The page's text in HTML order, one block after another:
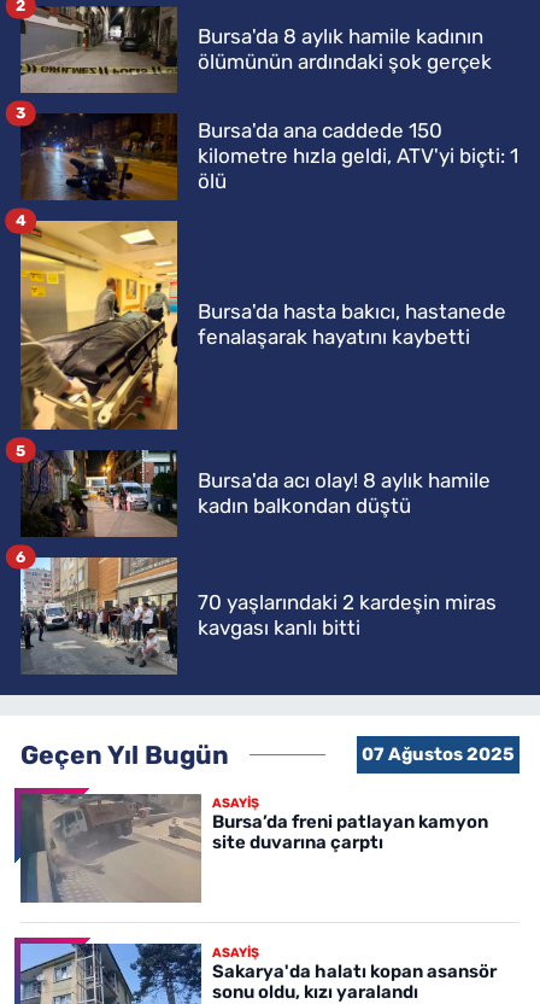
Bursa'da 8 aylık hamile kadının
ölümünün ardındaki şok gerçek
2
Bursa'da ana caddede 150
kilometre hızla geldi, ATV'yi biçti: 1
ölü
3
Bursa'da hasta bakıcı, hastanede
fenalaşarak hayatını kaybetti
4
Bursa'da acı olay! 8 aylık hamile
kadın balkondan düştü
5
70 yaşlarındaki 2 kardeşin miras
kavgası kanlı bitti
6
Geçen Yıl Bugün 07 Ağustos 2025
ASAYİŞ
Bursa’da freni patlayan kamyon
site duvarına çarptı
ASAYİŞ
Sakarya'da halatı kopan asansör
sonu oldu, kızı yaralandı